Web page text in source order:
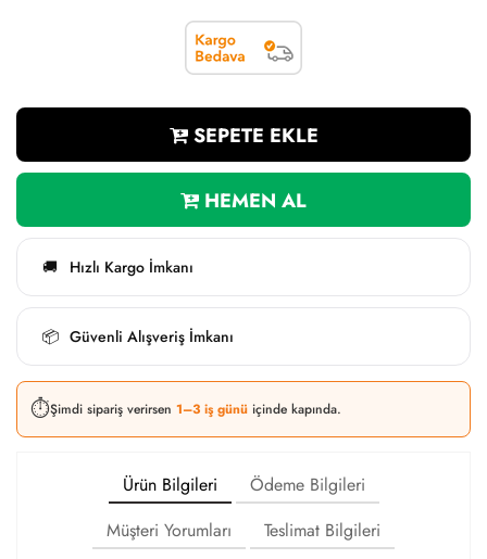
SEPETE EKLE
HEMEN AL
🚚 Hızlı Kargo İmkanı
📦 Güvenli Alışveriş İmkanı
⏱️Şimdi sipariş verirsen 1–3 iş günü içinde kapında.
Ürün Bilgileri
Ödeme Bilgileri
Müşteri Yorumları
Teslimat Bilgileri